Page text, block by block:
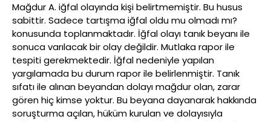
Mağdur A. iğfal olayında kişi belirtmemiştir. Bu husus
sabittir. Sadece tartışma iğfal oldu mu olmadı mı?
konusunda toplanmaktadır. İğfal olayı tanık beyanı ile
sonuca varılacak bir olay değildir. Mutlaka rapor ile
tespiti gerekmektedir. İğfal nedeniyle yapılan
yargılamada bu durum rapor ile belirlenmiştir. Tanık
sıfatı ile alınan beyandan dolayı mağdur olan, zarar
gören hiç kimse yoktur. Bu beyana dayanarak hakkında
soruşturma açılan, hüküm kurulan ve dolayısıyla